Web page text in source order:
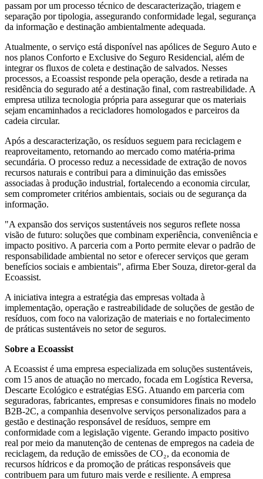
passam por um processo técnico de descaracterização, triagem e
separação por tipologia, assegurando conformidade legal, segurança
da informação e destinação ambientalmente adequada.
Atualmente, o serviço está disponível nas apólices de Seguro Auto e
nos planos Conforto e Exclusive do Seguro Residencial, além de
integrar os fluxos de coleta e destinação de salvados. Nesses
processos, a Ecoassist responde pela operação, desde a retirada na
residência do segurado até a destinação final, com rastreabilidade. A
empresa utiliza tecnologia própria para assegurar que os materiais
sejam encaminhados a recicladores homologados e parceiros da
cadeia circular.
Após a descaracterização, os resíduos seguem para reciclagem e
reaproveitamento, retornando ao mercado como matéria-prima
secundária. O processo reduz a necessidade de extração de novos
recursos naturais e contribui para a diminuição das emissões
associadas à produção industrial, fortalecendo a economia circular,
sem comprometer critérios ambientais, sociais ou de segurança da
informação.
"A expansão dos serviços sustentáveis nos seguros reflete nossa
visão de futuro: soluções que combinam experiência, conveniência e
impacto positivo. A parceria com a Porto permite elevar o padrão de
responsabilidade ambiental no setor e oferecer serviços que geram
benefícios sociais e ambientais", afirma Eber Souza, diretor-geral da
Ecoassist.
A iniciativa integra a estratégia das empresas voltada à
implementação, operação e rastreabilidade de soluções de gestão de
resíduos, com foco na valorização de materiais e no fortalecimento
de práticas sustentáveis no setor de seguros.
Sobre a Ecoassist
A Ecoassist é uma empresa especializada em soluções sustentáveis,
com 15 anos de atuação no mercado, focada em Logística Reversa,
Descarte Ecológico e estratégias ESG. Atuando em parceria com
seguradoras, fabricantes, empresas e consumidores finais no modelo
B2B-2C, a companhia desenvolve serviços personalizados para a
gestão e destinação responsável de resíduos, sempre em
conformidade com a legislação vigente. Gerando impacto positivo
real por meio da manutenção de centenas de empregos na cadeia de
reciclagem, da redução de emissões de CO₂, da economia de
recursos hídricos e da promoção de práticas responsáveis que
contribuem para um futuro mais verde e resiliente. A empresa